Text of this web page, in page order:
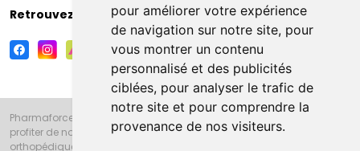
pour améliorer votre expérience
de navigation sur notre site, pour
vous montrer un contenu
personnalisé et des publicités
ciblées, pour analyser le trafic de
notre site et pour comprendre la
provenance de nos visiteurs.
Retrouvez-nous sur vos réseaux sociaux
Pharmaforce.fr et la Grande Pharmacie d’Amiens vous souhaitent de
profiter de notre accueil, de nos conseils pharmaceutiques,
orthopédiques, homéopathiques, parapharmaceutiques, beauté et